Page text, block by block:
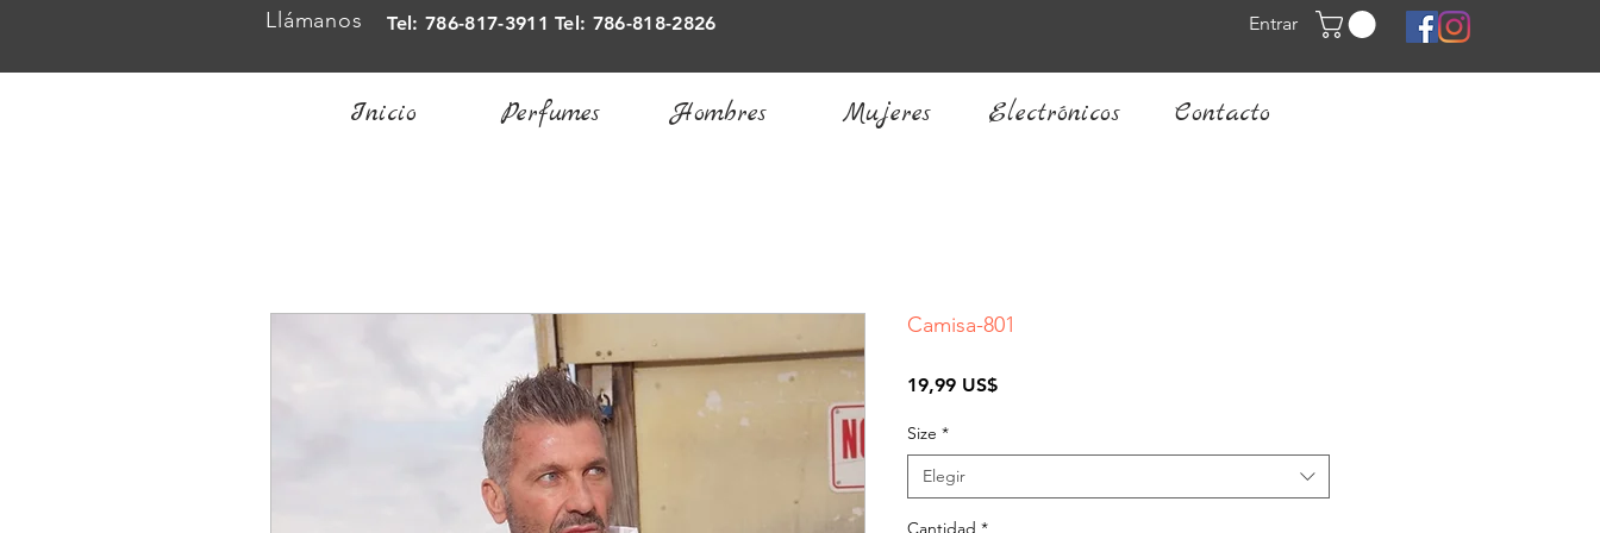
Llámanos Tel: 786-817-3911 Tel: 786-818-2826 Entrar
Inicio Perfumes Hombres Mujeres Electrónicos Contacto
Camisa-801
19,99 US$Precio
Size *
Elegir
Cantidad *